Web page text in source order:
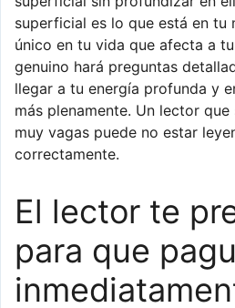
superficial es lo que está en tu
único en tu vida que afecta a
genuino hará preguntas
llegar a tu energía profunda y
más plenamente. Un lector
muy vagas puede no estar
correctamente.
El lector te
para que